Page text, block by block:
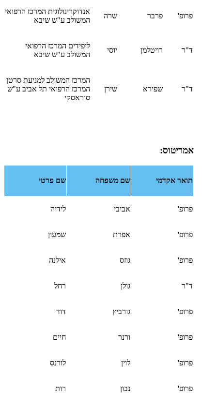
פרופ' פרבר שרה
אנדוקרינולוגית המרכז הרפואי
המשולב ע"ש שיבא
ד"ר רויטלמן יוסי
ליפידים המרכז הרפואי
המשולב ע"ש שיבא
ד"ר שפירא שירן
המרכז המשולב למניעת סרטן
המרכז הרפואי תל אביב ע"ש
סוראסקי
אמריטוס:
תואר אקדמי שם משפחה שם פרטי
פרופ' אביבי לידיה
פרופ' אפרת שמעון
פרופ' גוזס אילנה
ד"ר גולן רחל
פרופ' גורביץ דוד
פרופ' ורנר חיים
פרופ' לוין לורנס
פרופ' נבון רות